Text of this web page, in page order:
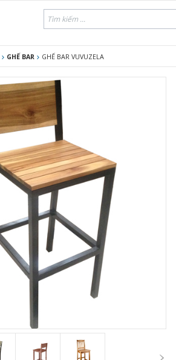
GHẾ BAR GHẾ BAR VUVUZELA